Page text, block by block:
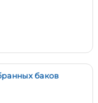
баков